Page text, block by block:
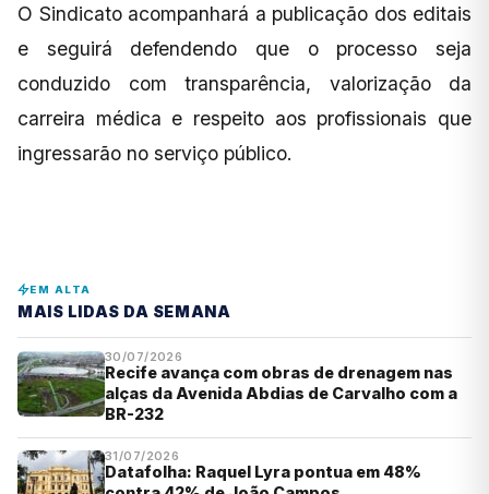
O Sindicato acompanhará a publicação dos editais
e seguirá defendendo que o processo seja
conduzido com transparência, valorização da
carreira médica e respeito aos profissionais que
ingressarão no serviço público.
EM ALTA
MAIS LIDAS DA SEMANA
30/07/2026
Recife avança com obras de drenagem nas
alças da Avenida Abdias de Carvalho com a
BR-232
31/07/2026
Datafolha: Raquel Lyra pontua em 48%